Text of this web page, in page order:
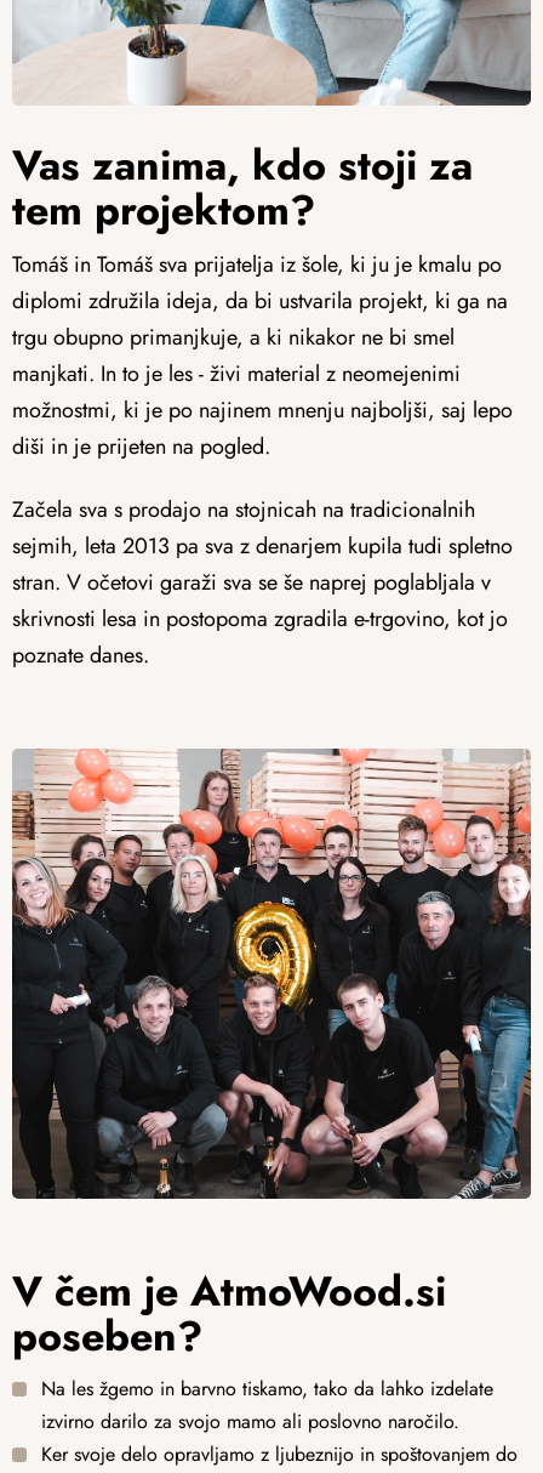
Vas zanima, kdo stoji za
tem projektom?
Tomáš in Tomáš sva prijatelja iz šole, ki ju je kmalu po
diplomi združila ideja, da bi ustvarila projekt, ki ga na
trgu obupno primanjkuje, a ki nikakor ne bi smel
manjkati. In to je les - živi material z neomejenimi
možnostmi, ki je po najinem mnenju najboljši, saj lepo
diši in je prijeten na pogled.
Začela sva s prodajo na stojnicah na tradicionalnih
sejmih, leta 2013 pa sva z denarjem kupila tudi spletno
stran. V očetovi garaži sva se še naprej poglabljala v
skrivnosti lesa in postopoma zgradila e-trgovino, kot jo
poznate danes.
V čem je AtmoWood.si
poseben?
Na les žgemo in barvno tiskamo, tako da lahko izdelate
izvirno darilo za svojo mamo ali poslovno naročilo.
Ker svoje delo opravljamo z ljubeznijo in spoštovanjem do